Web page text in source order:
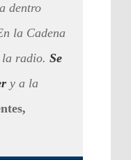
dentro
la Cadena
la radio. Se
y a la